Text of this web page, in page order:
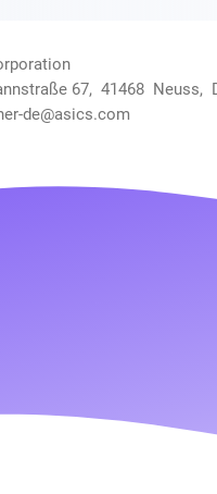
67, 41468 Neuss,
de@asics.com